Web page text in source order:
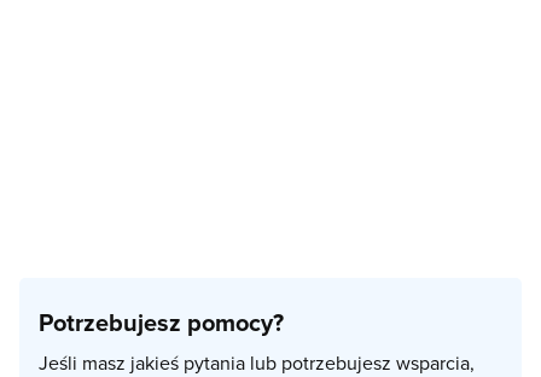
Potrzebujesz pomocy?
Jeśli masz jakieś pytania lub potrzebujesz wsparcia,